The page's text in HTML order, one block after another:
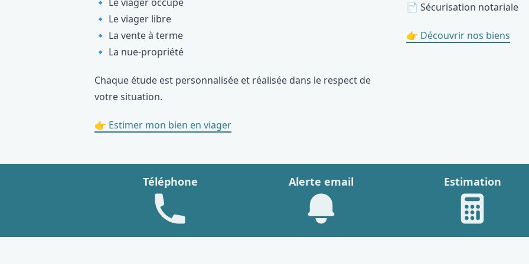
🔹 Le viager libre
🔹 La vente à terme
🔹 La nue-propriété
Chaque étude est personnalisée et réalisée dans le respect de
votre situation.
👉 Estimer mon bien en viager
📄 Sécurisation notariale
👉 Découvrir nos biens
Téléphone Alerte email Estimation